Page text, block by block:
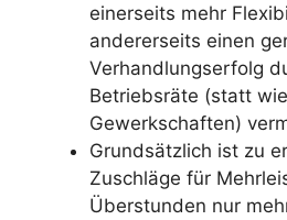
einerseits mehr
andererseits einen
Verhandlungserfolg
Betriebsräte (statt
Gewerkschaften)
Grundsätzlich ist zu
Zuschläge für
Überstunden nur